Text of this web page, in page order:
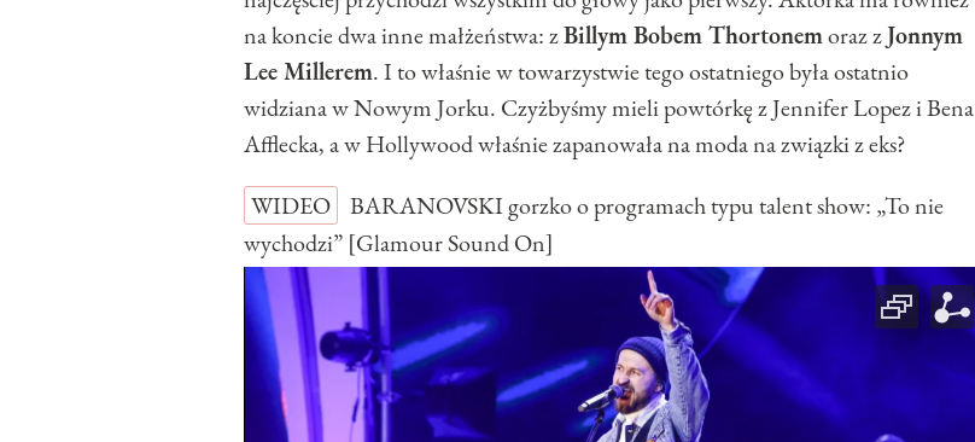
na koncie dwa inne małżeństwa: zBillym Bobem Thortonemoraz zJonnym
Lee Millerem. I to właśnie w towarzystwie tego ostatniego była ostatnio
widziana w Nowym Jorku. Czyżbyśmy mieli powtórkę z Jennifer Lopez i Bena
Afflecka, a w Hollywood właśnie zapanowała na moda na związki z eks?
WIDEO
BARANOVSKI gorzko o programach typu talent show: „To nie
wychodzi” [Glamour Sound On]